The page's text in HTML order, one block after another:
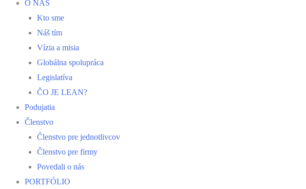
O NÁS
Kto sme
Náš tím
Vízia a misia
Globálna spolupráca
Legislatíva
ČO JE LEAN?
Podujatia
Členstvo
Členstvo pre jednotlivcov
Členstvo pre firmy
Povedali o nás
PORTFÓLIO